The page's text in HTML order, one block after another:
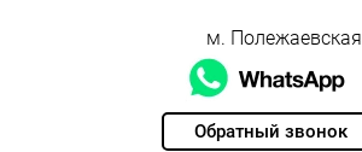
Обратный звонок
м. Полежаевская